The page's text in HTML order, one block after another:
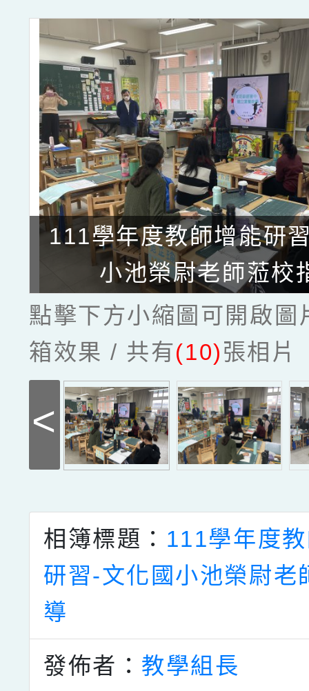
111學年度教師增能研
小池榮尉老師蒞校
點擊下方小縮圖可開啟圖
箱效果 / 共有(10)張相片
<
相簿標題： 111學年度
研習-文化國小池榮尉老
導
發佈者： 教學組長